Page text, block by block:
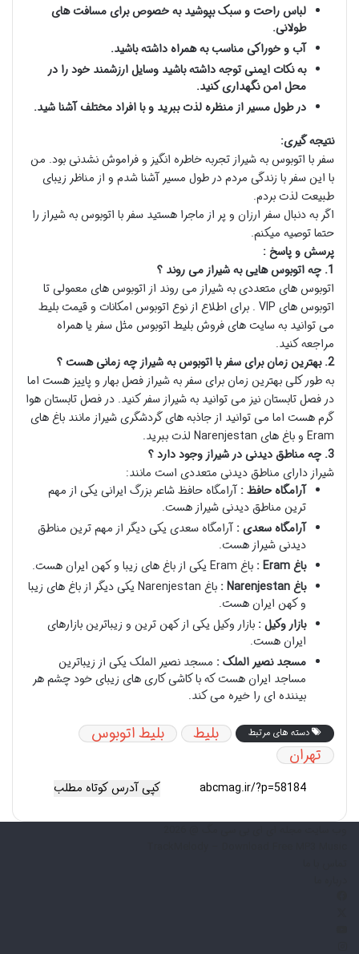
لباس راحت و سبک بپوشید به خصوص برای مسافت های
طولانی.
آب و خوراکی مناسب به همراه داشته باشید.
به نکات ایمنی توجه داشته باشید وسایل ارزشمند خود را در
محل امن نگهداری کنید.
در طول مسیر از منظره لذت ببرید و با افراد مختلف آشنا شید.
نتیجه گیری:
سفر با اتوبوس به شیراز تجربه خاطره انگیز و فراموش نشدنی بود. من
با این سفر با زندگی مردم در طول مسیر آشنا شدم و از مناظر زیبای
طبیعت لذت بردم.
اگر به دنبال سفر ارزان و پر از ماجرا هستید سفر با اتوبوس به شیراز را
حتما توصیه میکنم.
پرسش و پاسخ :
1. چه اتوبوس هایی به شیراز می روند ؟
اتوبوس های متعددی به شیراز می روند از اتوبوس های معمولی تا
اتوبوس های VIP . برای اطلاع از نوع اتوبوس امکانات و قیمت بلیط
می توانید به سایت های فروش بلیط اتوبوس مثل سفر یا همراه
مراجعه کنید.
2. بهترین زمان برای سفر با اتوبوس به شیراز چه زمانی هست ؟
به طور کلی بهترین زمان برای سفر به شیراز فصل بهار و پاییز هست اما
در فصل تابستان نیز می توانید به شیراز سفر کنید. در فصل تابستان هوا
گرم هست اما می توانید از جاذبه های گردشگری شیراز مانند باغ های
Eram و باغ های Narenjestan لذت ببرید.
3. چه مناطق دیدنی در شیراز وجود دارد ؟
شیراز دارای مناطق دیدنی متعددی است مانند:
آرامگاه حافظ : آرامگاه حافظ شاعر بزرگ ایرانی یکی از مهم
ترین مناطق دیدنی شیراز هست.
آرامگاه سعدی : آرامگاه سعدی یکی دیگر از مهم ترین مناطق
دیدنی شیراز هست.
باغ Eram :
باغ Eram یکی از باغ های زیبا و کهن ایران هست.
باغ Narenjestan :
باغ Narenjestan یکی دیگر از باغ های زیبا
و کهن ایران هست.
بازار وکیل : بازار وکیل یکی از کهن ترین و زیباترین بازارهای
ایران هست.
مسجد نصیر الملک : مسجد نصیر الملک یکی از زیباترین
مساجد ایران هست که با کاشی کاری های زیبای خود چشم هر
بیننده ای را خیره می کند.
دسته های مرتبط بلیط
بلیط اتوبوس
تهران
کپی آدرس کوتاه مطلب